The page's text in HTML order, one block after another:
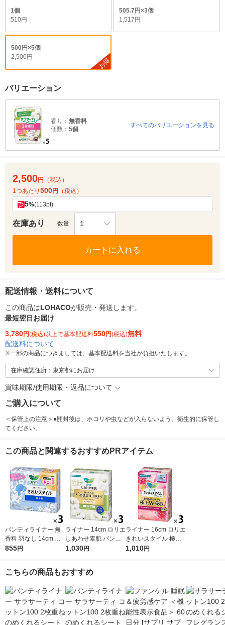
1個
510円
505.7円×3個
1,517円
500円×5個
2,500円
お得
バリエーション
香り： 無香料
個数： 5個
すべてのバリエーションを見る
2,500円
（税込）
1つあたり 500円 （税込）
5%(113pt)
在庫あり 数量 1
カートに入れる
配送情報・送料について
この商品はLOHACOが販売・発送します。
最短翌日お届け
3,780円(税込)以上で基本配送料550円(税込)無料
配送料について
※一部の商品につきましては、基本配送料を当社が負担いたします。
在庫確認住所：東京都にお届け
賞味期限/使用期限・返品について
ご購入について
＜保管上の注意＞●開封後は、ホコリや虫などが入らないよう、衛生的に保管し
てください。
この商品と関連するおすすめPRアイテム
パンティライナー 無
香料 羽なし 14cm ロ
リエ きれいスタイル
855円
ライナー 14cm ロリエ
しあわせ素肌 パンテ
ィライナー BOTANIC
個） 花王 おりものシ
1,030円
ライナー 16cm ロリエ
きれいスタイル 極上
W吸収 ロング＆ワイ
1,010円
こちらの商品もおすすめ